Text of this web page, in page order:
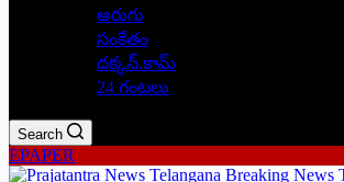
అరుగు
సంకేతం
దక్కన్.కామ్
24 గంటలు
Search
EPAPER